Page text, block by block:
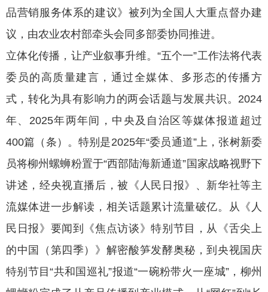
品营销服务体系的建议》被列为全国人大重点督办建
议，由农业农村部牵头会同多部委协同推进。
立体化传播，让产业叙事升维。“五个一”工作法将代表
委员的高质量建言，通过全媒体、多形态的传播方
式，转化为具有影响力的两会话题与发展共识。2024
年、2025年两年间，中央及自治区等媒体报道超过
400篇（条）。特别是2025年“委员通道”上，张树新委
员将柳州螺蛳粉置于“西部陆海新通道”国家战略视野下
讲述，经央视直播后，被《人民日报》、新华社等主
流媒体进一步解读，相关话题累计流量破亿。从《人
民日报》要闻到《焦点访谈》特别节目，从《舌尖上
的中国（第四季）》解密酸笋发酵奥秘，到央视国庆
特别节目“共和国巡礼”报道“一碗粉带火一座城”，柳州